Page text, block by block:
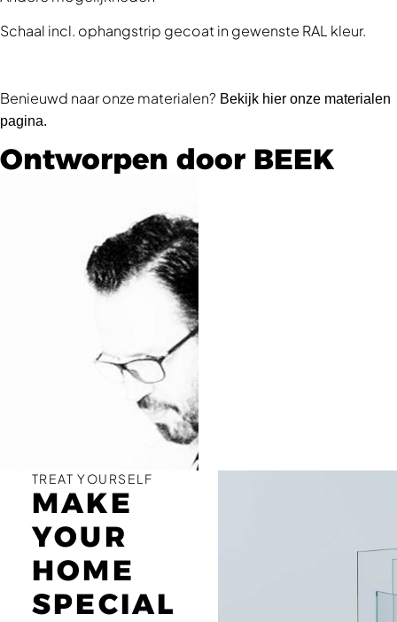
Schaal incl. ophangstrip gecoat in gewenste RAL kleur.
Benieuwd naar onze materialen? Bekijk hier onze materialen
pagina.
Ontworpen door BEEK
TREAT YOURSELF
MAKE
YOUR
HOME
SPECIAL